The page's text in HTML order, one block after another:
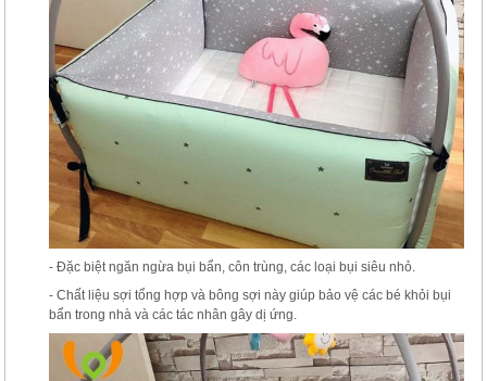
- Đặc biệt ngăn ngừa bụi bẩn, côn trùng, các loại bụi siêu nhỏ.
- Chất liệu sợi tổng hợp và bông sợi này giúp bảo vệ các bé khỏi bụi
bẩn trong nhà và các tác nhân gây dị ứng.